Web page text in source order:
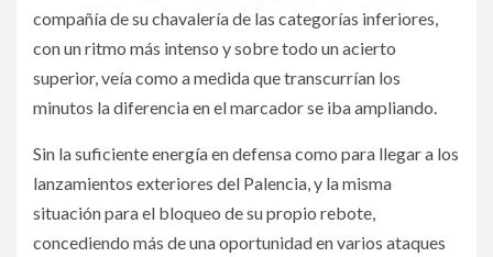
compañía de su chavalería de las categorías inferiores,
con un ritmo más intenso y sobre todo un acierto
superior, veía como a medida que transcurrían los
minutos la diferencia en el marcador se iba ampliando.
Sin la suficiente energía en defensa como para llegar a los
lanzamientos exteriores del Palencia, y la misma
situación para el bloqueo de su propio rebote,
concediendo más de una oportunidad en varios ataques